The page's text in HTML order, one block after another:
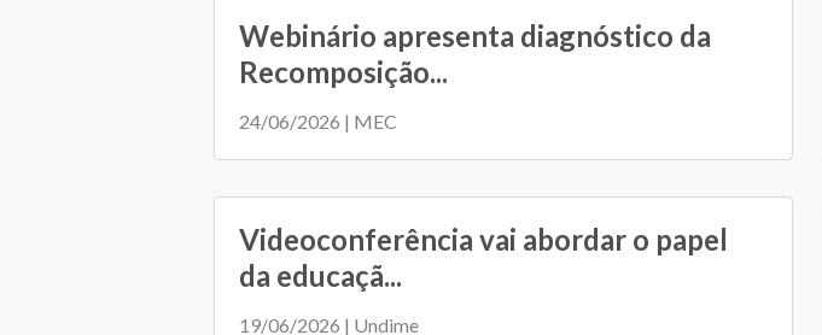
Webinário apresenta diagnóstico da
Recomposição...
24/06/2026 | MEC
Videoconferência vai abordar o papel
da educaçã...
19/06/2026 | Undime